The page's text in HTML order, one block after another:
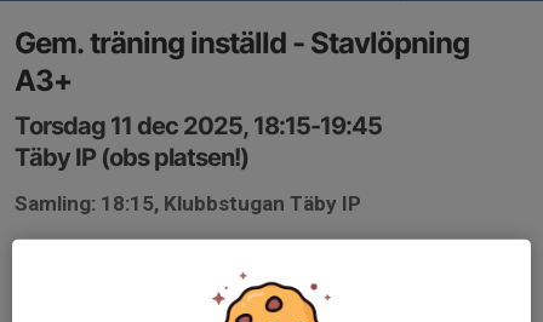
Gem. träning inställd - Stavlöpning
A3+
Torsdag 11 dec 2025, 18:15-19:45
Täby IP (obs platsen!)
Samling: 18:15, Klubbstugan Täby IP
samtliga 2010 ska tävla i helgen föreslås egen lätt